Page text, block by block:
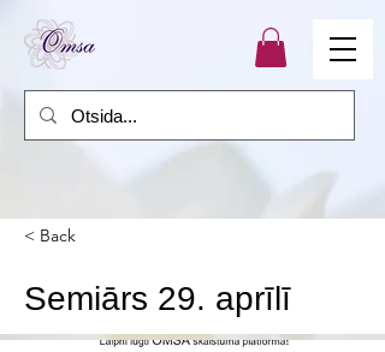
< Back
Semiārs 29. aprīlī